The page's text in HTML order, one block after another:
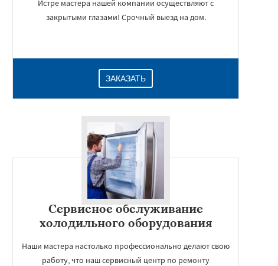
Истре мастера нашей компании осуществляют с
закрытыми глазами! Срочный выезд на дом.
ЗАКАЗАТЬ
Сервисное обслуживание
холодильного оборудования
Наши мастера настолько профессионально делают свою
работу, что наш сервисный центр по ремонту